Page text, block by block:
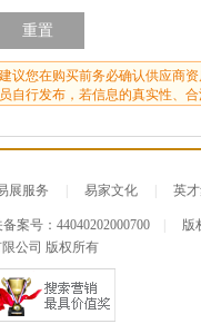
您在购买前务必确认供应商资
行发布，若信息的真实性、合
展服务 易家文化 英
案号： 44040202000700 版
公司 版权所有